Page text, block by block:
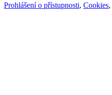
Prohlášení o přístupnosti, Cookies,